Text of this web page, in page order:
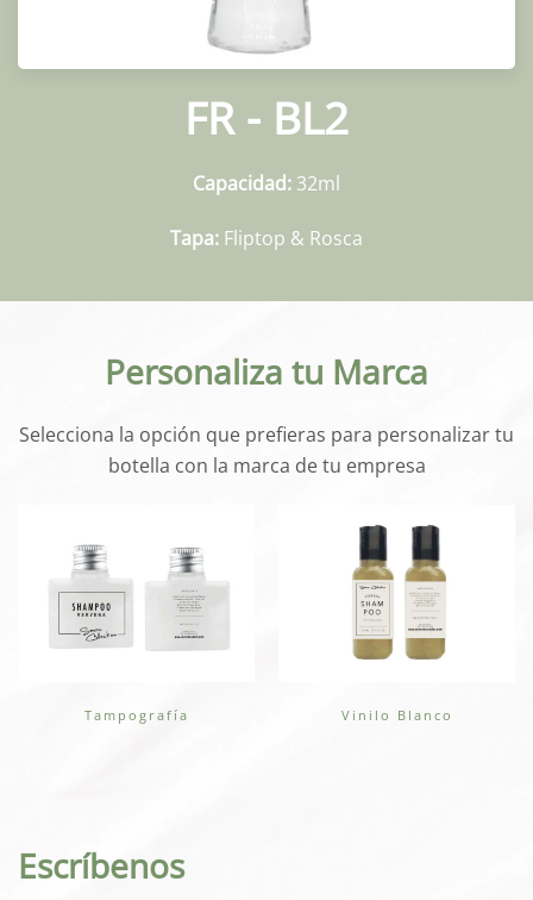
FR - BL2
Capacidad: 32ml
Tapa: Fliptop & Rosca
Personaliza tu Marca
Selecciona la opción que prefieras para personalizar tu
botella con la marca de tu empresa
Tampografía Vinilo Blanco
Escríbenos